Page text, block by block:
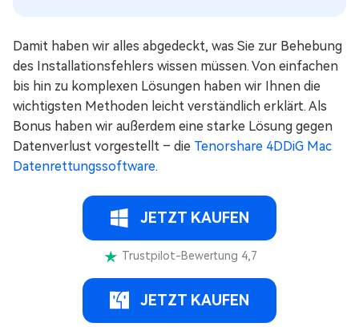
Damit haben wir alles abgedeckt, was Sie zur Behebung
des Installationsfehlers wissen müssen. Von einfachen
bis hin zu komplexen Lösungen haben wir Ihnen die
wichtigsten Methoden leicht verständlich erklärt. Als
Bonus haben wir außerdem eine starke Lösung gegen
Datenverlust vorgestellt – die Tenorshare 4DDiG Mac
Datenrettungssoftware.
JETZT KAUFEN
Trustpilot-Bewertung 4,7
JETZT KAUFEN